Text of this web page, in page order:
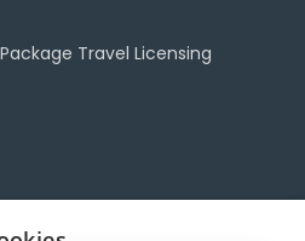
Travel Licensing